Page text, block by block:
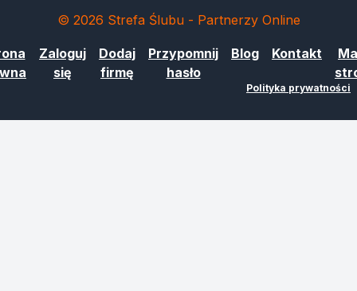
© 2026 Strefa Ślubu - Partnerzy Online
Zaloguj
się
Dodaj
firmę
Przypomnij
hasło
Blog Kontakt
Polityka prywatności